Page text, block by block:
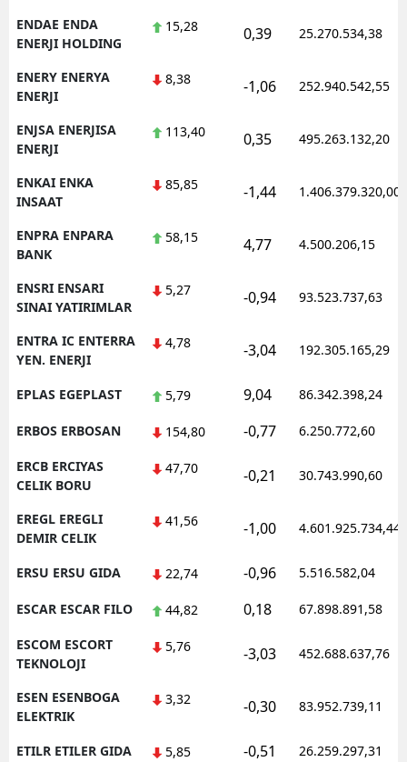
ENDAE ENDA
ENERJI HOLDING
15,28 0,39 25.270.534,38
ENERY ENERYA
ENERJI
8,38 -1,06 252.940.542,55
ENJSA ENERJISA
ENERJI
113,40 0,35 495.263.132,20
ENKAI ENKA
INSAAT
85,85 -1,44 1.406.379.320,00
ENPRA ENPARA
BANK
58,15 4,77 4.500.206,15
ENSRI ENSARI
SINAI YATIRIMLAR
5,27 -0,94 93.523.737,63
ENTRA IC ENTERRA
YEN. ENERJI
4,78 -3,04 192.305.165,29
EPLAS EGEPLAST 5,79 9,04 86.342.398,24
ERBOS ERBOSAN 154,80 -0,77 6.250.772,60
ERCB ERCIYAS
CELIK BORU
47,70 -0,21 30.743.990,60
EREGL EREGLI
DEMIR CELIK
41,56 -1,00 4.601.925.734,44
ERSU ERSU GIDA 22,74 -0,96 5.516.582,04
ESCAR ESCAR FILO 44,82 0,18 67.898.891,58
ESCOM ESCORT
TEKNOLOJI
5,76 -3,03 452.688.637,76
ESEN ESENBOGA
ELEKTRIK
3,32 -0,30 83.952.739,11
ETILR ETILER GIDA 5,85 -0,51 26.259.297,31